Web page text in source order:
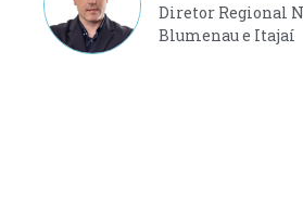
Diretor Regional
Blumenau e Itajaí